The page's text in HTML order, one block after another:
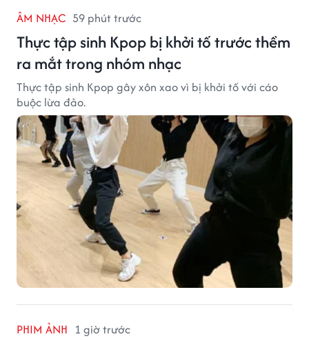
ÂM NHẠC 59 phút trước
Thực tập sinh Kpop bị khởi tố trước thềm
ra mắt trong nhóm nhạc
Thực tập sinh Kpop gây xôn xao vì bị khởi tố với cáo
buộc lừa đảo.
PHIM ẢNH 1 giờ trước